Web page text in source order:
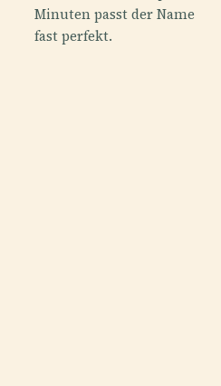
Minuten passt der Name
fast perfekt.